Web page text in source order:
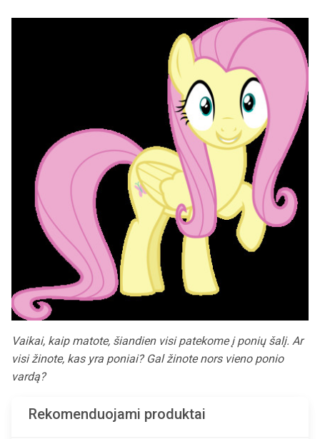
Vaikai, kaip matote, šiandien visi patekome į ponių šalį. Ar
visi žinote, kas yra poniai? Gal žinote nors vieno ponio
vardą?
Rekomenduojami produktai